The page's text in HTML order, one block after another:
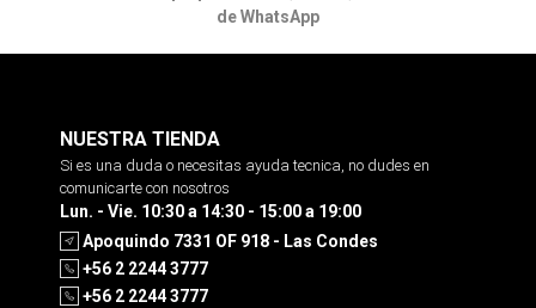
de WhatsApp
NUESTRA TIENDA
Si es una duda o necesitas ayuda tecnica, no dudes en
comunicarte con nosotros
Lun. - Vie. 10:30 a 14:30 - 15:00 a 19:00
Apoquindo 7331 OF 918 - Las Condes
+56 2 2244 3777
+56 2 2244 3777